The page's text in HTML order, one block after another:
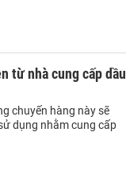
từ nhà cung cấp dầu
chuyến hàng này sẽ
dụng nhằm cung cấp